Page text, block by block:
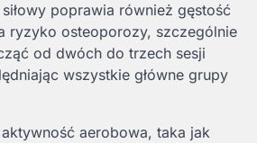
poprawia również gęstość
ryzyko osteoporozy, szczególnie
od dwóch do trzech sesji
wszystkie główne grupy
aerobowa, taka jak